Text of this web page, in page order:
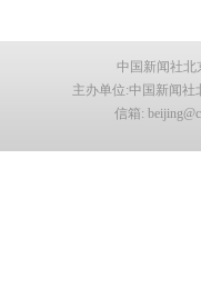
中国新闻社北
主办单位:中国新闻社
信箱: